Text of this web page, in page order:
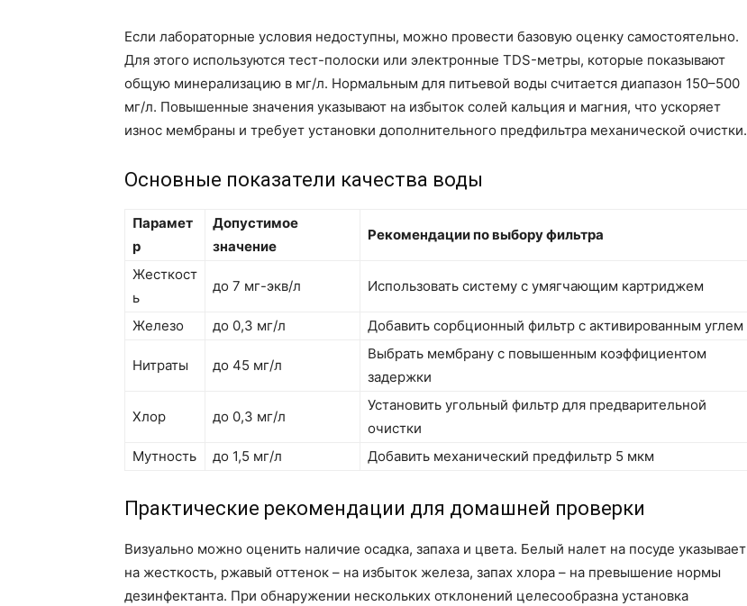
Если лабораторные условия недоступны, можно провести базовую оценку самостоятельно.
Для этого используются тест-полоски или электронные TDS-метры, которые показывают
общую минерализацию в мг/л. Нормальным для питьевой воды считается диапазон 150–500
мг/л. Повышенные значения указывают на избыток солей кальция и магния, что ускоряет
износ мембраны и требует установки дополнительного предфильтра механической очистки.
Основные показатели качества воды
Парамет
р
Допустимое
значение
Рекомендации по выбору фильтра
Жесткост
ь
до 7 мг-экв/л Использовать систему с умягчающим картриджем
Железо до 0,3 мг/л Добавить сорбционный фильтр с активированным углем
Нитраты до 45 мг/л
Выбрать мембрану с повышенным коэффициентом
задержки
Хлор до 0,3 мг/л
Установить угольный фильтр для предварительной
очистки
Мутность
до 1,5 мг/л Добавить механический предфильтр 5 мкм
Практические рекомендации для домашней проверки
Визуально можно оценить наличие осадка, запаха и цвета. Белый налет на посуде указывает
на жесткость, ржавый оттенок – на избыток железа, запах хлора – на превышение нормы
дезинфектанта. При обнаружении нескольких отклонений целесообразна установка